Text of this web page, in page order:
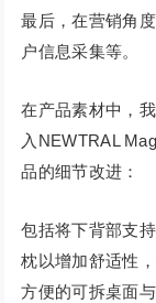
最后，在营销角
户信息采集等。
在产品素材中，
入NEWTRAL
品的细节改进：
包括将下背部支
枕以增加舒适性
方便的可拆桌面